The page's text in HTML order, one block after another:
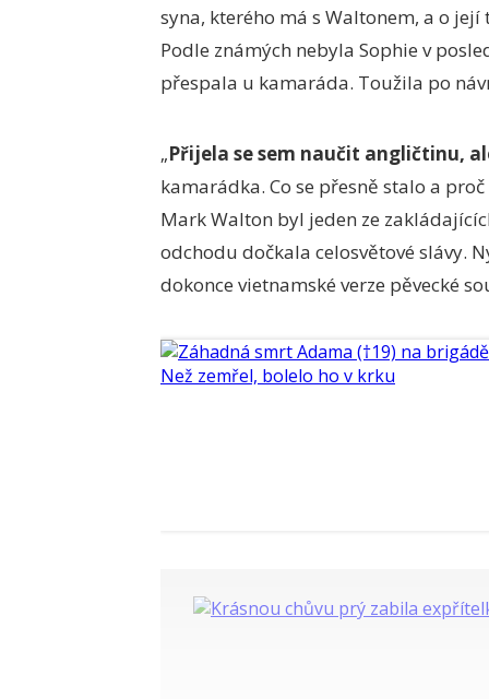
syna, kterého má s Waltonem, a o
Podle známých nebyla Sophie v
přespala u kamaráda. Toužila po
„Přijela se sem naučit angličtinu,
kamarádka. Co se přesně stalo a
Mark Walton byl jeden ze
odchodu dočkala celosvětové slávy.
dokonce vietnamské verze pěvecké